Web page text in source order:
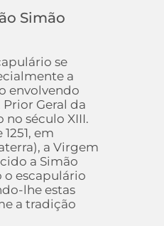
Simão
se
a
envolvendo
Prior Geral da
no século XIII.
em
a Virgem
a Simão
o escapulário
lhe estas
a tradição